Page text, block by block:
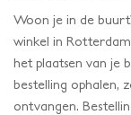
Woon je in de
winkel in
het plaatsen van je
bestelling ophalen,
ontvangen.